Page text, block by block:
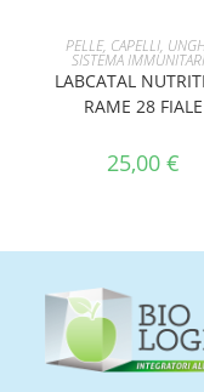
AGGIUNGI AL
PELLE, CAPELLI,
SISTEMA
LABCATAL
RAME 28 FIALE
25,00€